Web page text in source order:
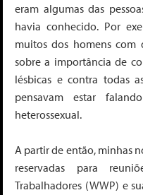
eram algumas das
havia conhecido. Por
muitos dos homens com
sobre a importância de
lésbicas e contra todas
pensavam estar
heterossexual.
A partir de então, minhas
reservadas para
Trabalhadores (WWP) e